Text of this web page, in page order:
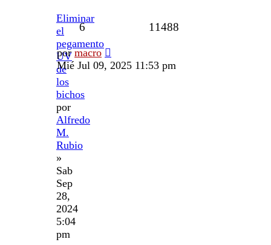
Eliminar
el
pegamento
UV
de
los
bichos
por
Alfredo
M.
Rubio
»
Sab
Sep
28,
2024
5:04
pm
6 11488
pormacro
Mié Jul 09, 2025 11:53 pm